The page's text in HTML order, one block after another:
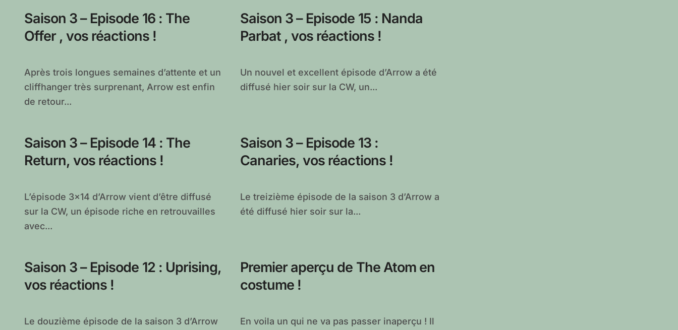
Saison 3 – Episode 16 : The
Offer , vos réactions !
Après trois longues semaines d’attente et un
cliffhanger très surprenant, Arrow est enfin
de retour...
Saison 3 – Episode 15 : Nanda
Parbat , vos réactions !
Un nouvel et excellent épisode d’Arrow a été
diffusé hier soir sur la CW, un...
Saison 3 – Episode 14 : The
Return, vos réactions !
L’épisode 3×14 d’Arrow vient d’être diffusé
sur la CW, un épisode riche en retrouvailles
avec...
Saison 3 – Episode 13 :
Canaries, vos réactions !
Le treizième épisode de la saison 3 d’Arrow a
été diffusé hier soir sur la...
Saison 3 – Episode 12 : Uprising,
vos réactions !
Le douzième épisode de la saison 3 d’Arrow
Premier aperçu de The Atom en
costume !
En voila un qui ne va pas passer inaperçu ! Il